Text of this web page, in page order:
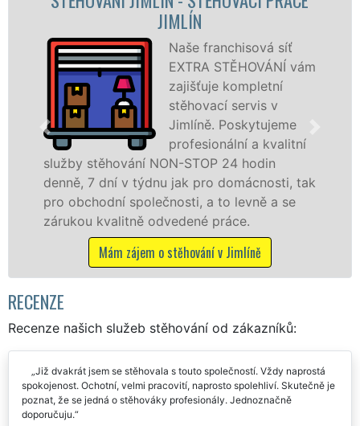
tak
Poskytujeme
stěhovací
Jimlíně na
úrovni se
stěhovací
technikou.
služby zajišťujeme domácnostem i
celém okresu Louny se zárukou kvality
franchisové sítě EXTRA STĚHOVÁNÍ.
Nabízíme stěhovací služby NON-STOP
včetně víkendů a svátků bez příplatků.
Mám zájem o stěhovací služby v Jimlíně
RECENZE
Recenze našich služeb stěhování od zákazníků:
Již dvakrát jsem se stěhovala s touto společností. Vždy naprostá
spokojenost. Ochotní, velmi pracovití, naprosto spolehliví. Skutečně je
poznat, že se jedná o stěhováky profesionály. Jednoznačně